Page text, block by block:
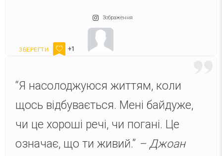
Зображення
+1
“Я насолоджуюся життям, коли
щось відбувається. Мені байдуже,
чи це хороші речі, чи погані. Це
означає, що ти живий.” – Джоан